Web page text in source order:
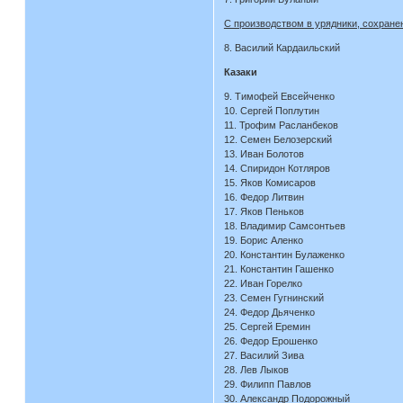
С производством в урядники,
8. Василий Кардаильский
Казаки
9. Тимофей Евсейченко
10. Сергей Поплутин
11. Трофим Расланбеков
12. Семен Белозерский
13. Иван Болотов
14. Спиридон Котляров
15. Яков Комисаров
16. Федор Литвин
17. Яков Пеньков
18. Владимир Самсонтьев
19. Борис Аленко
20. Константин Булаженко
21. Константин Гашенко
22. Иван Горелко
23. Семен Гугнинский
24. Федор Дьяченко
25. Сергей Еремин
26. Федор Ерошенко
27. Василий Зива
28. Лев Лыков
29. Филипп Павлов
30. Александр Подорожный